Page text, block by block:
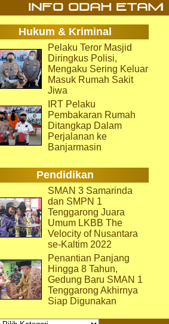
Hukum & Kriminal
Pelaku Teror Masjid
Diringkus Polisi,
Mengaku Sering Keluar
Masuk Rumah Sakit
Jiwa
IRT Pelaku
Pembakaran Rumah
Ditangkap Dalam
Perjalanan ke
Banjarmasin
Pendidikan
SMAN 3 Samarinda
dan SMPN 1
Tenggarong Juara
Umum LKBB The
Velocity of Nusantara
se-Kaltim 2022
Penantian Panjang
Hingga 8 Tahun,
Gedung Baru SMAN 1
Tenggarong Akhirnya
Siap Digunakan